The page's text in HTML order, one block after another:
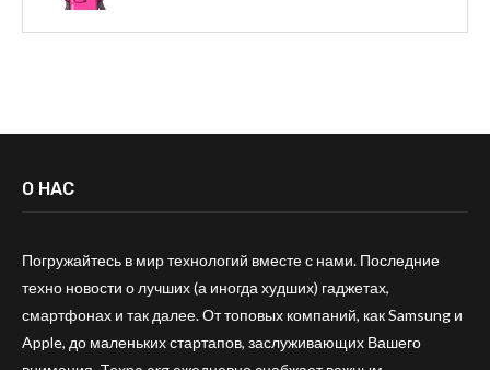
О НАС
Погружайтесь в мир технологий вместе с нами. Последние
техно новости о лучших (а иногда худших) гаджетах,
смартфонах и так далее. От топовых компаний, как Samsung и
Apple, до маленьких стартапов, заслуживающих Вашего